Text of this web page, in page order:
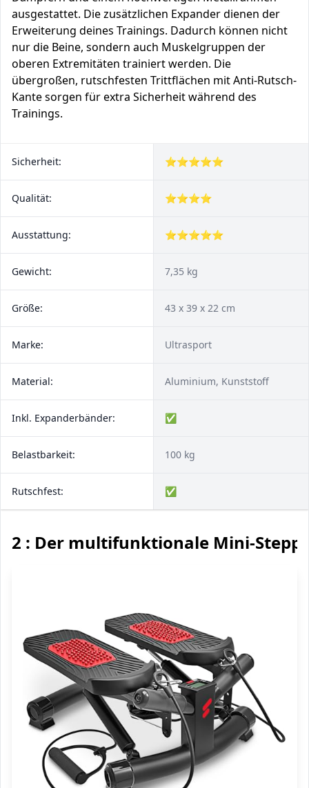
ausgestattet. Die zusätzlichen Expander dienen der
Erweiterung deines Trainings. Dadurch können nicht
nur die Beine, sondern auch Muskelgruppen der
oberen Extremitäten trainiert werden. Die
übergroßen, rutschfesten Trittflächen mit Anti-Rutsch-
Kante sorgen für extra Sicherheit während des
Trainings.
Sicherheit: ⭐⭐⭐⭐⭐
Qualität: ⭐⭐⭐⭐
Ausstattung: ⭐⭐⭐⭐⭐
Gewicht: 7,35 kg
Größe: 43 x 39 x 22 cm
Marke: Ultrasport
Material: Aluminium, Kunststoff
Inkl. Expanderbänder: ✅
Belastbarkeit: 100 kg
Rutschfest: ✅
2 : Der multifunktionale Mini-